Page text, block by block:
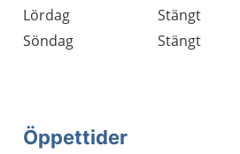
Lördag
Stängt
Söndag
Stängt
Öppettider